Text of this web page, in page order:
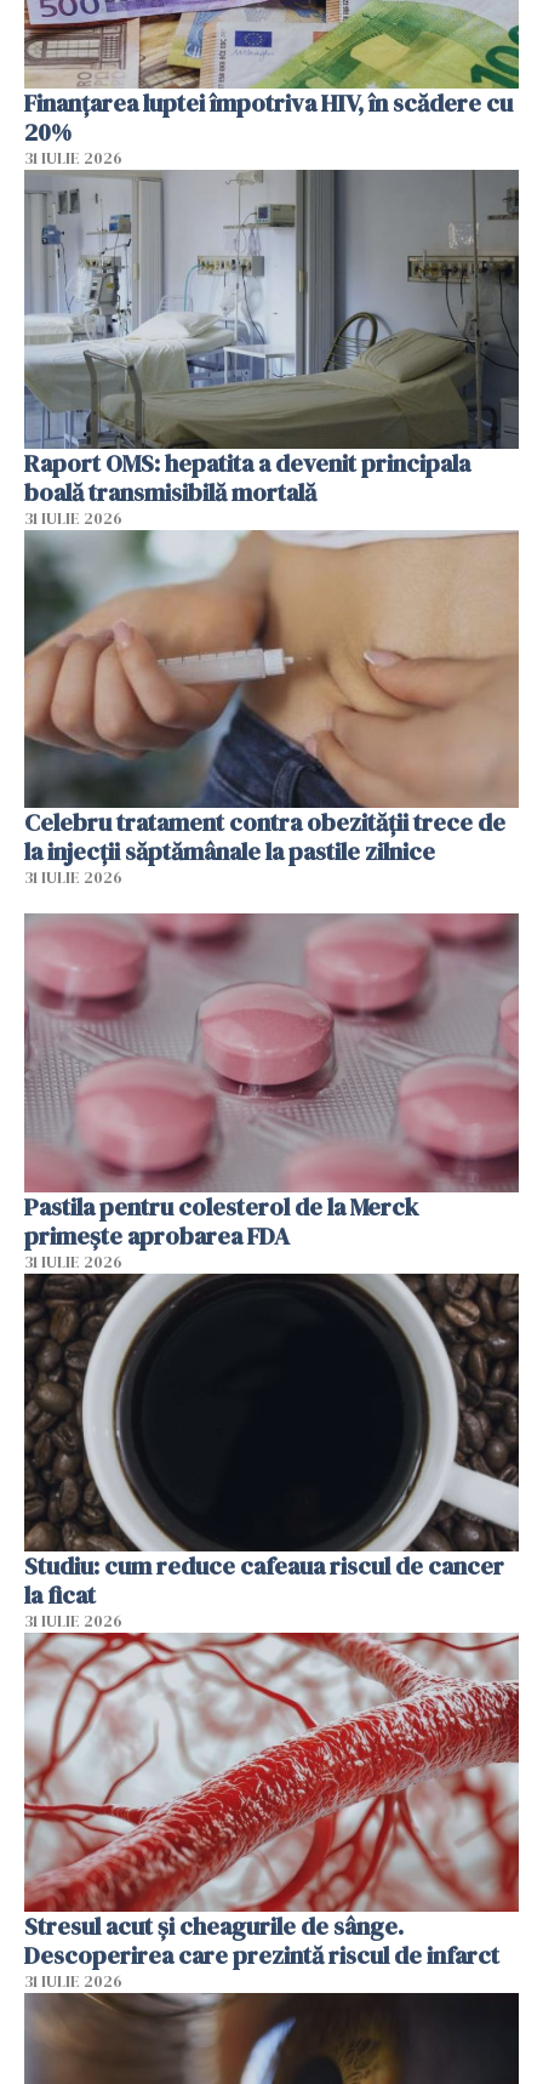
Finanțarea luptei împotriva HIV, în scădere cu
20%
31 IULIE 2026
Raport OMS: hepatita a devenit principala
boală transmisibilă mortală
31 IULIE 2026
Celebru tratament contra obezității trece de
la injecții săptămânale la pastile zilnice
31 IULIE 2026
Pastila pentru colesterol de la Merck
primește aprobarea FDA
31 IULIE 2026
Studiu: cum reduce cafeaua riscul de cancer
la ficat
31 IULIE 2026
Stresul acut și cheagurile de sânge.
Descoperirea care prezintă riscul de infarct
31 IULIE 2026